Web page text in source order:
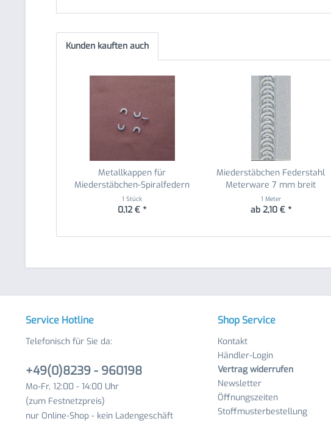
Kunden kauften auch
Metallkappen für
Miederstäbchen-Spiralfedern
7...
1 Stück
0,12 € *
Miederstäbchen Federstahl
Meterware 7 mm breit
1 Meter
ab 2,10 € *
Service Hotline
Telefonisch für Sie da:
+49(0)8239 - 960198
Mo-Fr, 12:00 - 14:00 Uhr
(zum Festnetzpreis)
nur Online-Shop - kein Ladengeschäft
Shop Service
Kontakt
Händler-Login
Vertrag widerrufen
Newsletter
Öffnungszeiten
Stoffmusterbestellung